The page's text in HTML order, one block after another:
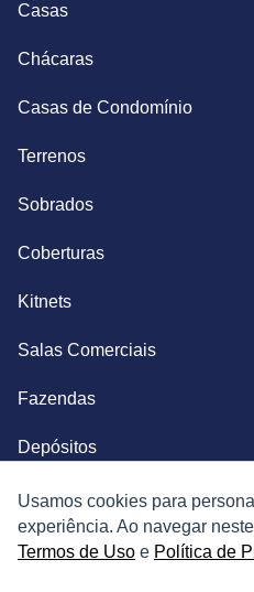
Usamos cookies para
experiência. Ao navegar
Termos de Uso e Política de
Casas
Chácaras
Casas de Condomínio
Terrenos
Sobrados
Coberturas
Kitnets
Salas Comerciais
Fazendas
Depósitos
Imóveis Comerciais
Outros Imóveis